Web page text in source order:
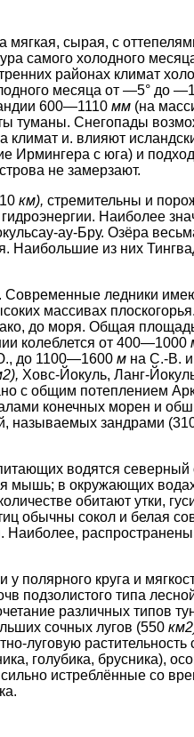
сырая, с
самого холодного
районах климат
месяца от —5° до
600—1110 мм(на
туманы. Снегопады
климат и. влияют
Ирмингера с юга) и
не замерзают.
км), стремительны и
Наиболее
ау-Бру. Озёра
Наибольшие из них
Современные ледники
массивах
до моря. Общая
колеблется от 400—1000
до 1100—1600 мна С.-В. и
Ховс-Йокуль, Ланг-
с общим потеплением
конечных морен и
называемых зандрами
водятся северный
мышь; в окружающих
обитают утки,
обычны сокол и белая
по­лярного круга и
под­золистого типа
различных типов
сочных лугов (550
луговую растительность
голубика, брусника),
сильно истреблённые со